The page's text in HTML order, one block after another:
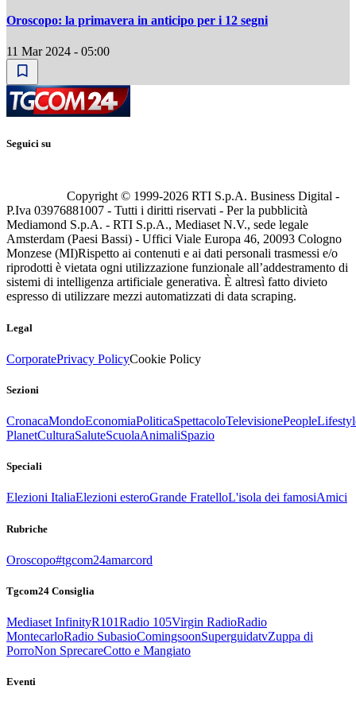
Oroscopo: la primavera in anticipo per i 12 segni
11 Mar 2024 - 05:00
Seguici su
Copyright © 1999-2026 RTI S.p.A. Business Digital -
P.Iva 03976881007 - Tutti i diritti riservati - Per la pubblicità
Mediamond S.p.A. - RTI S.p.A., Mediaset N.V., sede legale
Amsterdam (Paesi Bassi) - Uffici Viale Europa 46, 20093 Cologno
Monzese (MI)Rispetto ai contenuti e ai dati personali trasmessi e/o
riprodotti è vietata ogni utilizzazione funzionale all’addestramento di
sistemi di intelligenza artificiale generativa. È altresì fatto divieto
espresso di utilizzare mezzi automatizzati di data scraping.
Legal
CorporatePrivacy PolicyCookie Policy
Sezioni
CronacaMondoEconomiaPoliticaSpettacoloTelevisionePeople
PlanetCulturaSaluteScuolaAnimaliSpazio
Speciali
Elezioni ItaliaElezioni esteroGrande FratelloL'isola dei famosiAmici
Rubriche
Oroscopo#tgcom24amarcord
Tgcom24 Consiglia
Mediaset InfinityR101Radio 105Virgin RadioRadio
MontecarloRadio SubasioComingsoonSuperguidatvZuppa di
PorroNon SprecareCotto e Mangiato
Eventi